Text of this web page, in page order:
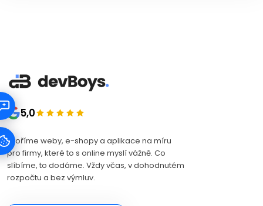
5,0
Tvoříme weby, e-shopy a aplikace na míru
pro firmy, které to s online myslí vážně. Co
slíbíme, to dodáme. Vždy včas, v dohodnutém
rozpočtu a bez výmluv.